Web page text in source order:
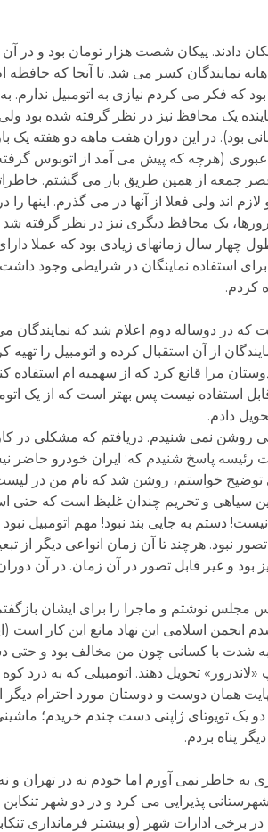
دادند. پیکان شصت هزار تومان بود و در
نمایندگان کسر می شد. تا آنجا که حافظه
نیز این بود که فکر می کردم نیازی به اتومبیل
یک محافظ نیز در نظر گرفته شده بود
بود). در این دوران هفت ماهه دو هفته یک
عبوری (هرچه که پیش می آمد از اتوبوس
عصر جمعه از همین طریق باز می گشتم.
ولی فعلا از آنها در می گذرم. اینها را
بیفزایم، پس از خرداد سال 60 و آغاز ترورها، یک محافظ
چهار سال زمانهای زیادی بود که عملا
استفاده نماینگان در شرایطی وجود
کردم.
در دوساله دوم اعلام شد که نمایندگان می
از آن استقبال کرده و اتومبیل را
مرا قانع کرد که از سهمیه ام استفاده
استفاده نیست پس بهتر است که از یک
دادم.
روشن نمی شنیدم. دریافتم که مشکلی در
رئیسه پاسخ شنیدم که: ایران خودرو حاضر
خواستم، روشن شد که نام من در
سیاهی و تحریم چندان غلیظ است که حتی
دستم به جایی بند نبود! مهم اتومبیل نبود
نبود. هرچند تا آن زمان انواعی دیگر از
و غیر قابل تصور در آن زمان. در آن دوران
نوشتم و ماجرا را برای ایشان
انجمن اسلامی این نهاد مانع این کار
به شدت با کسانی چون من مخالف بود و حتی
تحویل دهند. اتومبیلی که به درد
همان دوست و دوستان مورد احترام دیگر
پناه بردم.
به خاطر نمی آورم اما خودم نه در تهران
شهرستانی پذیرایی می کرد و در دو شهر
برخی ادارات شهر (و بیشتر فرمانداری